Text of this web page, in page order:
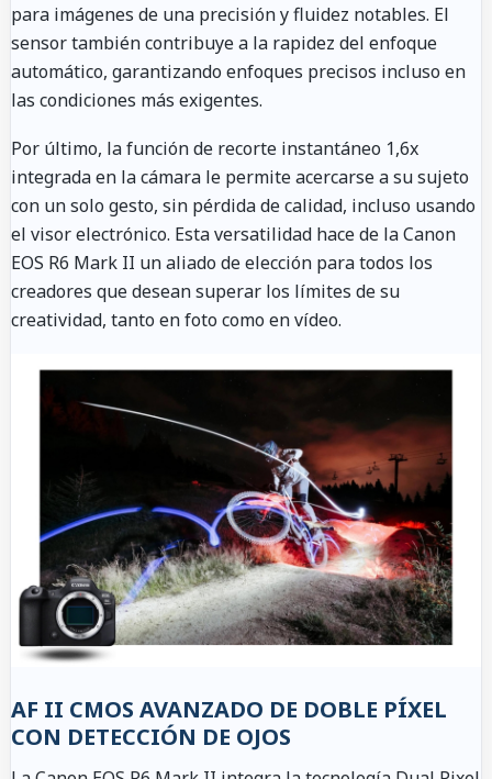
para imágenes de una precisión y fluidez notables. El
sensor también contribuye a la rapidez del enfoque
automático, garantizando enfoques precisos incluso en
las condiciones más exigentes.
Por último, la función de recorte instantáneo 1,6x
integrada en la cámara le permite acercarse a su sujeto
con un solo gesto, sin pérdida de calidad, incluso usando
el visor electrónico. Esta versatilidad hace de la Canon
EOS R6 Mark II un aliado de elección para todos los
creadores que desean superar los límites de su
creatividad, tanto en foto como en vídeo.
AF II CMOS AVANZADO DE DOBLE PÍXEL
CON DETECCIÓN DE OJOS